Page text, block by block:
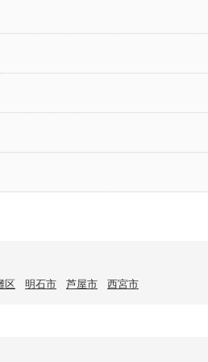
区 明石市 芦屋市 西宮市